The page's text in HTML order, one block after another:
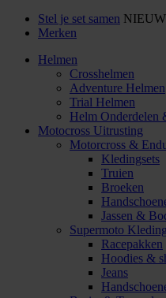
Stel je set samen NIEUW
Merken
Helmen
Crosshelmen
Adventure Helmen
Trial Helmen
Helm Onderdelen
Motocross Uitrusting
Motorcross &
Kledingsets
Truien
Broeken
Jassen &
Supermoto Kleding
Racepakken
Hoodies &
Jeans